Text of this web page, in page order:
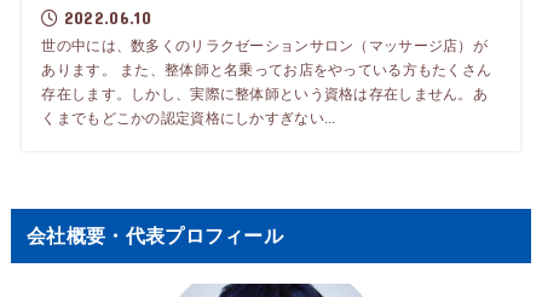
2022.06.10
世の中には、数多くのリラクゼーションサロン（マッサージ店）が
あります。 また、整体師と名乗ってお店をやっている方もたくさん
存在します。しかし、実際に整体師という資格は存在しません。あ
くまでもどこかの認定資格にしかすぎない...
会社概要・代表プロフィール